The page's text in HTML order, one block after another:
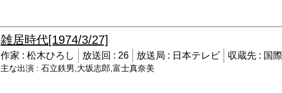
雑居時代[1974/3/27]
作家 : 松木ひろし 放送回 : 26 放送局 : 日本テレビ 収蔵先 : 国
主な出演 : 石立鉄男,大坂志郎,富士真奈美